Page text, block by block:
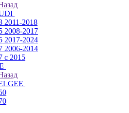
2011-2018
2008-2017
2017-2024
2006-2014
с 2015